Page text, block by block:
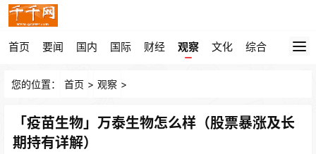
首页 要闻 国内 国际 财经 观察 文化 综合
您的位置： 首页 > 观察 >
「疫苗生物」万泰生物怎么样（股票暴涨及长
期持有详解）